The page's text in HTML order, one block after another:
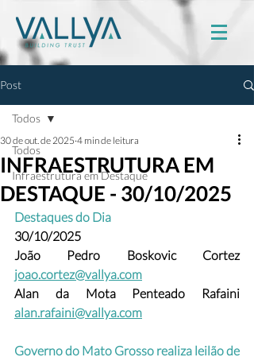
Post
Todos
Infraestrutura em Destaque
Todos
INFRAESTRUTURA EM
DESTAQUE - 30/10/2025
30 de out. de 2025 4 min de leitura
Destaques do Dia
30/10/2025
João Pedro Boskovic Cortez
joao.cortez@vallya.com
alan.rafaini@vallya.com
Governo do Mato Grosso realiza leilão de